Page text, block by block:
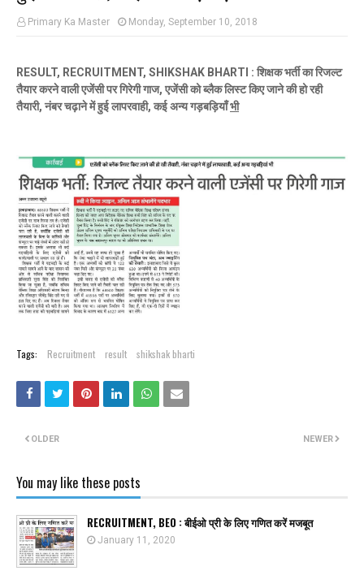
Primary Ka Master Monday, September 10, 2018
RESULT, RECRUITMENT, SHIKSHAK BHARTI : शिक्षक भर्ती का रिजल्ट
तैयार करने वाली एजेंसी पर गिरेगी गाज, एजेंसी को ब्लैक लिस्ट किए जाने की हो रही
तैयारी, नंबर चढ़ाने में हुई लापरवाही, कई अन्य गड़बड़ियाँभी
Tags: Recruitment result shikshak bharti
NEWER
OLDER
You may like these posts
RECRUITMENT, BEO : बीईओ प्री के लिए गणित करें मजबूत
January 11, 2020